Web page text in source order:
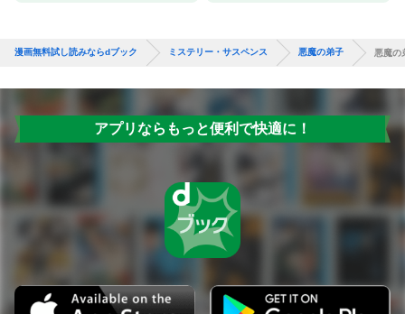
漫画無料試し読みならdブック ミステリー・サスペンス 悪魔の弟子 悪魔の
アプリならもっと便利で快適に！